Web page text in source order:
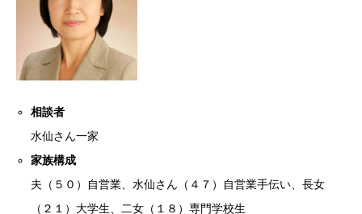
相談者
水仙さん一家
家族構成
夫（５０）自営業、水仙さん（４７）自営業手伝い、長女
（２１）大学生、二女（１８）専門学校生